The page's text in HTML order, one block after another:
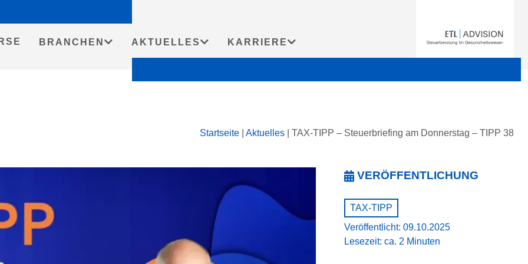
BRANCHEN AKTUELLES KARRIERE
Startseite Aktuelles TAX-TIPP – Steuerbriefing am Donnerstag – TIPP 38
VERÖFFENTLICHUNG
TAX-TIPP
Veröffentlicht: 09.10.2025
Lesezeit: ca. 2 Minuten